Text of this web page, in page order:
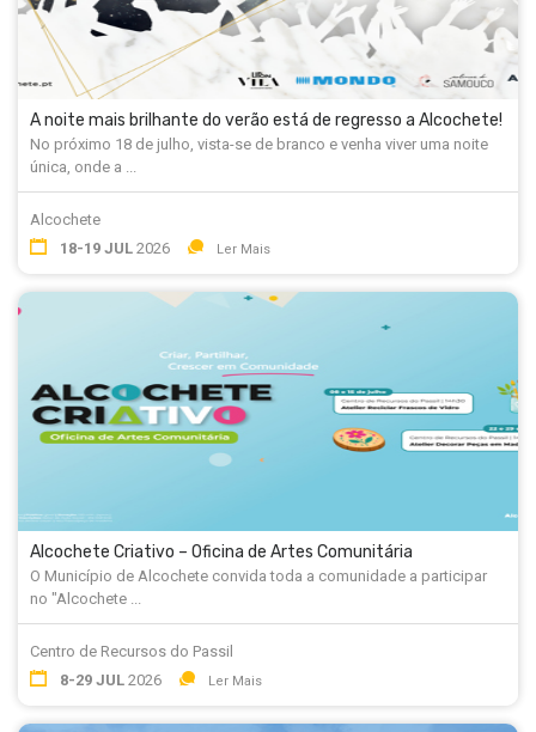
A noite mais brilhante do verão está de regresso a Alcochete!
No próximo 18 de julho, vista-se de branco e venha viver uma noite
única, onde a ...
Alcochete
18-19 JUL 2026 Ler Mais
Alcochete Criativo – Oficina de Artes Comunitária
O Município de Alcochete convida toda a comunidade a participar
no "Alcochete ...
Centro de Recursos do Passil
8-29 JUL 2026 Ler Mais